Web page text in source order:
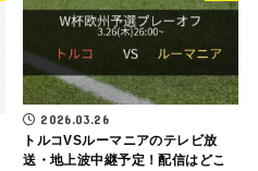
2026.03.26
トルコVSルーマニアのテレビ放
送・地上波中継予定！配信はどこ